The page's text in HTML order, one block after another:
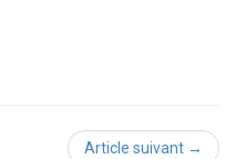
Article suivant →